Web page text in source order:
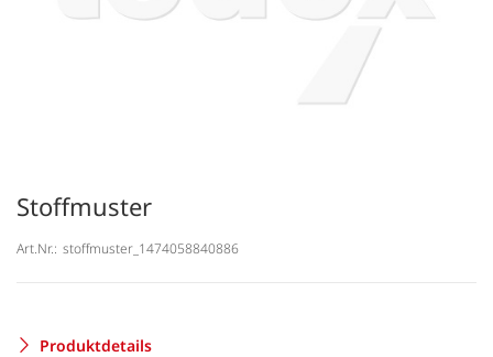
Stoffmuster
Art.Nr.: stoffmuster_1474058840886
Produktdetails